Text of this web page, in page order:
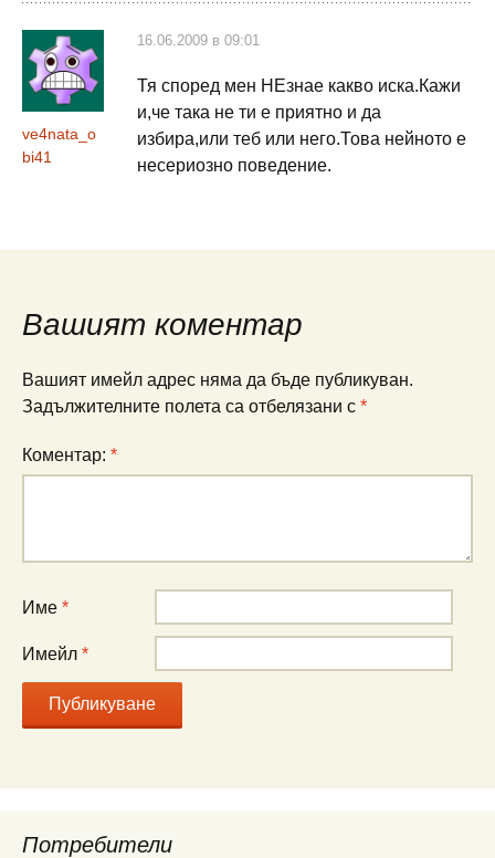
ve4nata_o
bi41
16.06.2009 в 09:01
Тя според мен НЕзнае какво иска.Кажи
и,че така не ти е приятно и да
избира,или теб или него.Това нейното е
несериозно поведение.
Вашият коментар
Вашият имейл адрес няма да бъде публикуван.
Задължителните полета са отбелязани с *
Коментар: *
Име *
Имейл *
Потребители